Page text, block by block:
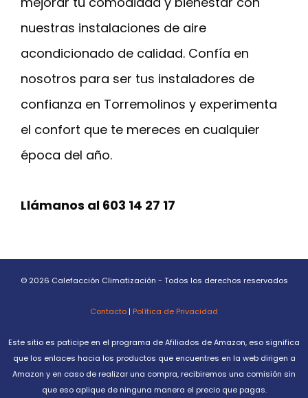
nuestras instalaciones de aire
acondicionado de calidad. Confía en
nosotros para ser tus instaladores de
confianza en Torremolinos y experimenta
el confort que te mereces en cualquier
época del año.
Llámanos al 603 14 27 17
© 2026 Calefacción Climatización - Todos los derechos reservados
Contacto | Política de Privacidad
Este sitio es paticipe en el programa de Afiliados de Amazon, eso significa
que los enlaces hacia los productos que encuentres en la web dirigen a
Amazon y en caso de realizar una compra, recibiremos una comisión sin
que eso aplique de ninguna manera el precio que pagas.